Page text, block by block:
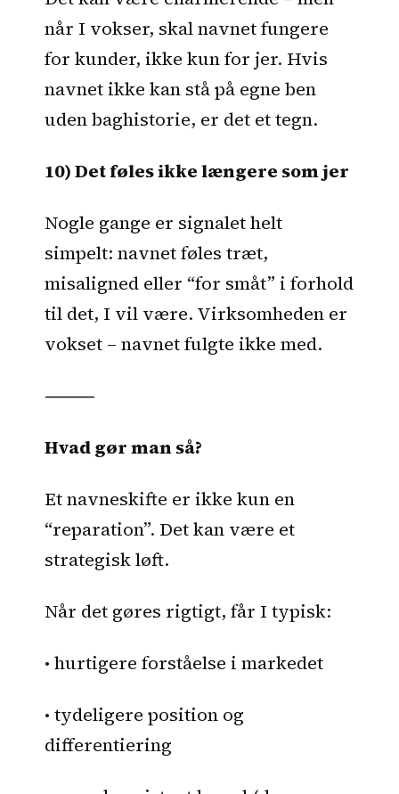
når I vokser, skal navnet fungere
for kunder, ikke kun for jer. Hvis
navnet ikke kan stå på egne ben
uden baghistorie, er det et tegn.
10) Det føles ikke længere som jer
Nogle gange er signalet helt
simpelt: navnet føles træt,
misaligned eller “for småt” i forhold
til det, I vil være. Virksomheden er
vokset – navnet fulgte ikke med.
⸻
Hvad gør man så?
Et navneskifte er ikke kun en
“reparation”. Det kan være et
strategisk løft.
Når det gøres rigtigt, får I typisk:
• hurtigere forståelse i markedet
• tydeligere position og
differentiering